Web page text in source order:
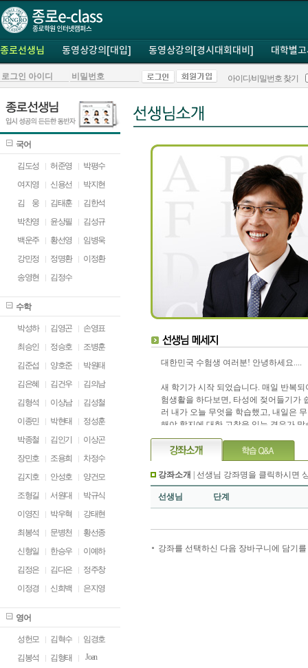
종로선생님 동영상강의[대입] 동영상강의[경시대회대비] 대학별
아이디/비밀번호 찾기
국어
김도성 허준영
박평수
여지영
신용선
박지현
김
웅 김태훈
김한석
박찬영
윤상필
김성규
백운주
황선영
임병욱
강민정
정명환
이정환
송영현
김정수
수학
박성하 김영곤
손영표
최승인
정승호
조병훈
김준섭
양호준
박원태
김은혜
김건우
김의남
김형석
이상남
김성철
이종민
박현태
정성훈
박종철
김인기
이상곤
장민호
조용희
차정수
김지호
안성호
양건모
조형길
서원대
박규식
이영진
박우혁
강태현
최봉석
문병천
황선종
신형일
한승우
이예하
김정은
김다은
정주창
이정경
신희백 은지영
영어
성헌모 김혁수
임경호
김봉석
김형태
Joan
대한민국 수험생 여러분! 안녕하세요....
새 학기가 시작 되었습니다. 매일 반복되
험생활을 하다보면, 타성에 젖어들기가
러 내가 오늘 무엇을 학습했고, 내일은
해야 할지에 대한 고찰을 잊는 경우가 많
는 학습의 효율성이 많이 떨어지는 것이
그래서 선생님은 강의시간에 여러분이
배우고 있고, 그 내용이 어떤 문제로 접
가에 초점을 맞춰 강좌를 진행할거에요
분의 실력이 하루하루 차곡차곡 쌓여 갈
능시험장을 밝은 미소를 지으며 당당하
수 있을 것이기 때문이죠...
록 도와드리고 싶어요.. 우리 최선을 다
강좌소개 | 선생님 강좌명을 클릭하시면
선생님 단계
강좌를 선택하신 다음 장바구니에 담기